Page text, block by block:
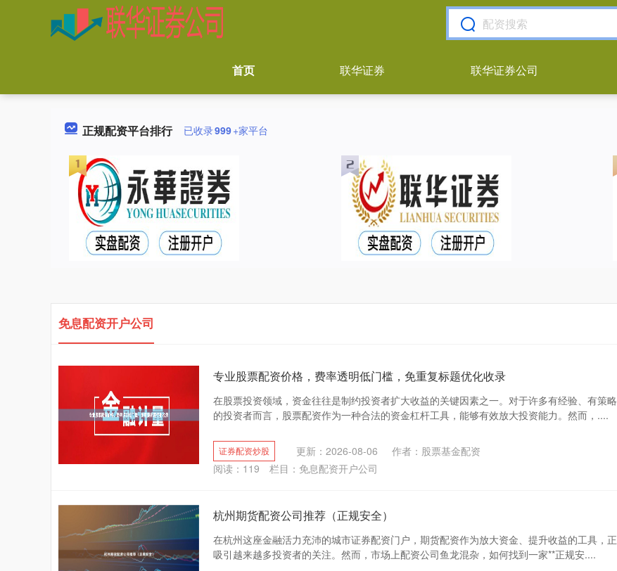
首页 联华证券 联华证券公司
正规配资平台排行 已收录999+家平台
免息配资开户公司
专业股票配资价格，费率透明低门槛，免重复标题优化收录
在股票投资领域，资金往往是制约投资者扩大收益的关键因素之一。对于许多有经验、有策略
的投资者而言，股票配资作为一种合法的资金杠杆工具，能够有效放大投资能力。然而，....
证券配资炒股 更新：2026-08-06
作者：股票基金配资
阅读： 119 栏目： 免息配资开户公司
杭州期货配资公司推荐（正规安全）
在杭州这座金融活力充沛的城市证券配资门户，期货配资作为放大资金、提升收益的工具，正
吸引越来越多投资者的关注。然而，市场上配资公司鱼龙混杂，如何找到一家**正规安....